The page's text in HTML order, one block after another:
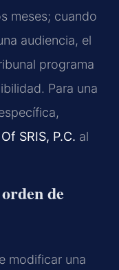
meses; cuando
audiencia, el
programa
Para una
SRIS, P.C. al
de
modificar una